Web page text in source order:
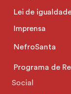
Lei de
Imprensa
NefroSanta
Programa de
Social